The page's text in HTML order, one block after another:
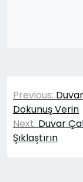
Yazı
Previous:
Dokunuş Verin
Next: Duvar
Şıklaştırın